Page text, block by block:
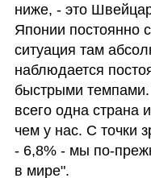
ниже, - это
Японии постоянно
ситуация там
наблюдается
быстрыми
всего одна страна
чем у нас. С точки
- 6,8% - мы по-
в мире".